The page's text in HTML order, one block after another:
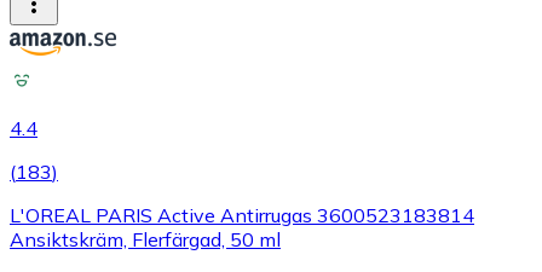
4.4
(183)
L'OREAL PARIS Active Antirrugas 3600523183814
Ansiktskräm, Flerfärgad, 50 ml